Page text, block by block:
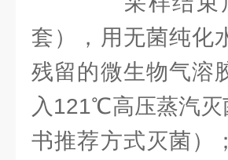
套），用无菌纯化
残留的微生物气溶
入121℃高压蒸汽
书推荐方式灭菌）